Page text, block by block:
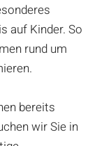
auf Kinder. So
rund um
bereits
wir Sie in